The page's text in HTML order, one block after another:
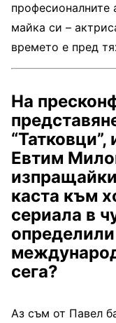
професионалните
майка си –
времето е пред
На
Евтим
каста към
сериала в
сега?
Аз съм от Павел